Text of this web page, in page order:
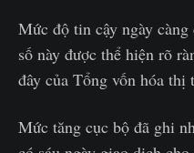
Mức độ tin cậy ngày
số này được thể hiện rõ
đây của Tổng vốn hóa
Mức tăng cục bộ đã ghi